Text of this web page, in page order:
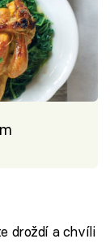
droždí a chvíli